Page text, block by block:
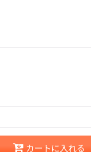
カートに入れる